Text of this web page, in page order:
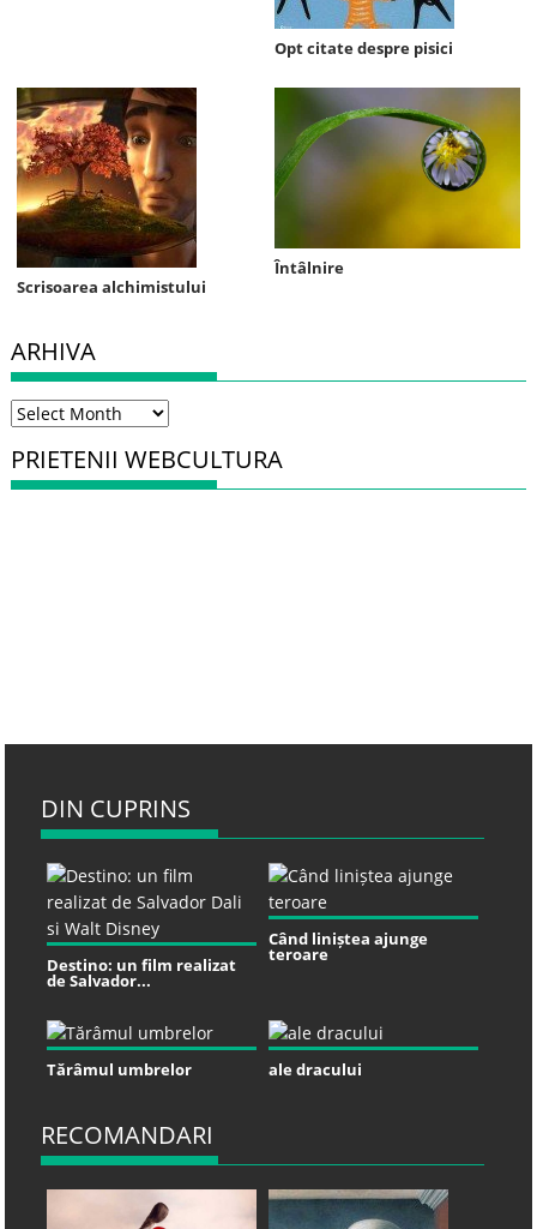
Opt citate despre pisici
Scrisoarea alchimistului
Întâlnire
ARHIVA
Arhiva
PRIETENII WEBCULTURA
DIN CUPRINS
Destino: un film realizat
de Salvador...
Când liniștea ajunge
teroare
Tărâmul umbrelor ale dracului
RECOMANDARI